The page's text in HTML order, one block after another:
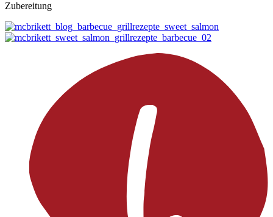
Zubereitung